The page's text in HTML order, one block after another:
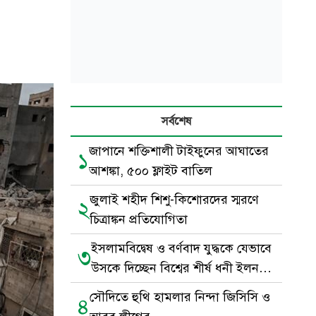
সর্বশেষ
১জাপানে শক্তিশালী টাইফুনের আঘাতের
আশঙ্কা, ৫০০ ফ্লাইট বাতিল
২জুলাই শহীদ শিশু-কিশোরদের স্মরণে
চিত্রাঙ্কন প্রতিযোগিতা
৩ইসলামবিদ্বেষ ও বর্ণবাদ যুদ্ধকে যেভাবে
উসকে দিচ্ছেন বিশ্বের শীর্ষ ধনী ইলন
মাস্ক
৪সৌদিতে হুথি হামলার নিন্দা জিসিসি ও